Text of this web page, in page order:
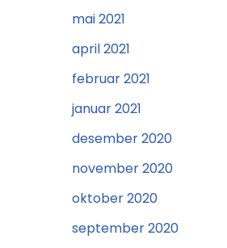
mai 2021
april 2021
februar 2021
januar 2021
desember 2020
november 2020
oktober 2020
september 2020